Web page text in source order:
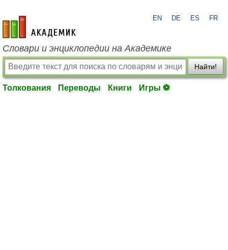
academic.ru
EN DE ES FR
Словари и энциклопедии на Академике
Найти!
Толкования Переводы Книги Игры ⚽